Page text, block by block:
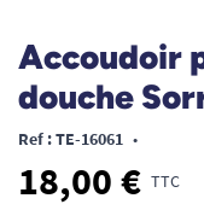
Accoudoir
douche
Ref : TE-16061 •
18,00 € TTC